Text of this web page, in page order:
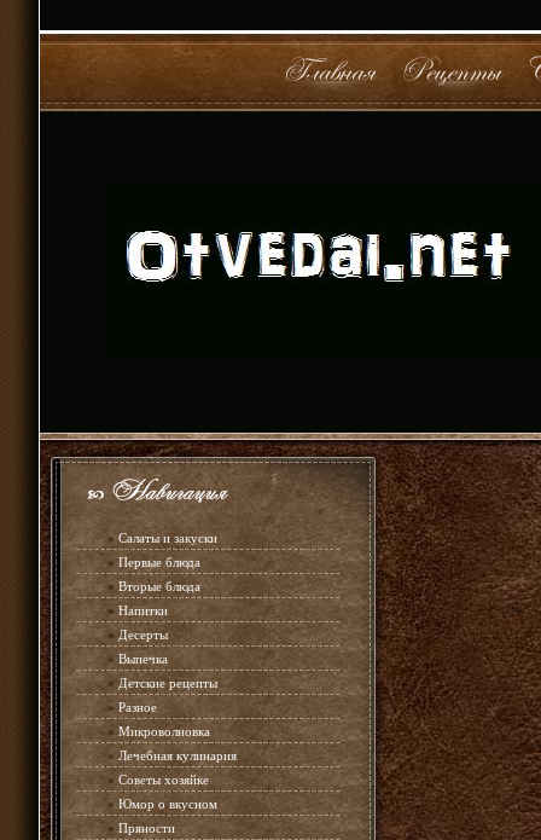
» Салаты и закуски
» Первые блюда
» Вторые блюда
» Напитки
»Десерты
» Выпечка
» Детские рецепты
» Разное
» Микроволновка
» Лечебная кулинария
» Советы хозяйке
» Юмор о вкусном
» Пряности